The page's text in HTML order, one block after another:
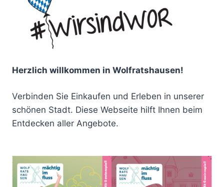
Herzlich willkommen in Wolfratshausen!
Verbinden Sie Einkaufen und Erleben in unserer
schönen Stadt. Diese Webseite hilft Ihnen beim
Entdecken aller Angebote.